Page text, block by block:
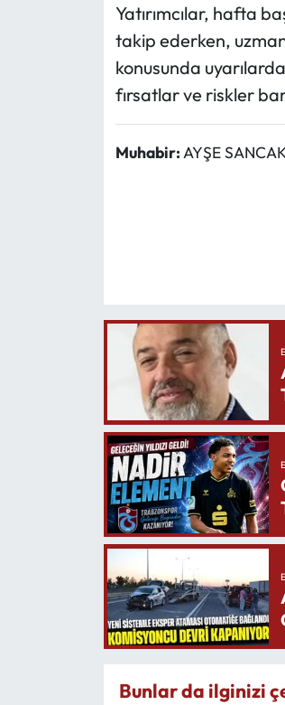
Yatırımcılar, hafta
takip ederken,
konusunda
fırsatlar ve riskler
Muhabir:AYŞE
Bunlar da ilginizi